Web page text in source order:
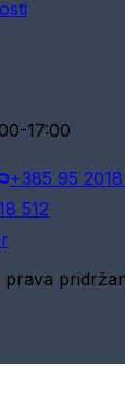
17:00
+385 95 2018
512